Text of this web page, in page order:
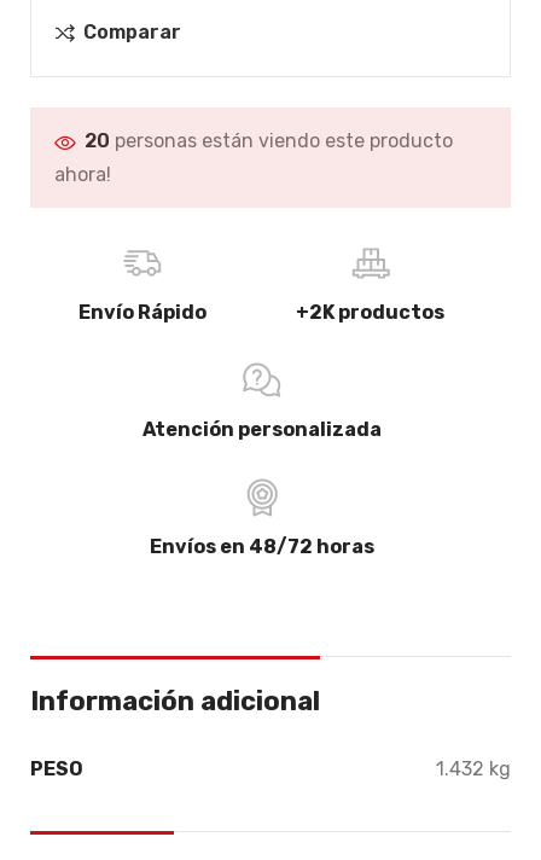
Comparar
20 personas están viendo este producto
ahora!
Envío Rápido +2K productos
Atención personalizada
Envíos en 48/72 horas
Información adicional
PESO 1.432 kg